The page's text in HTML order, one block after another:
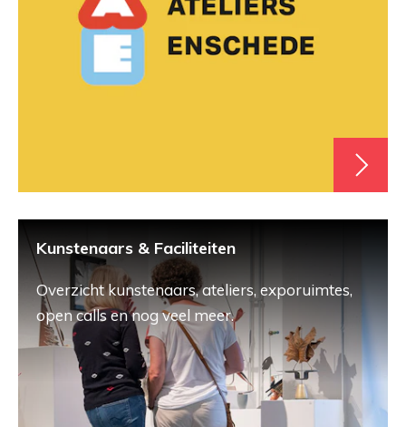
Kunstenaars & Faciliteiten
Overzicht kunstenaars, ateliers, exporuimtes,
open calls en nog veel meer.